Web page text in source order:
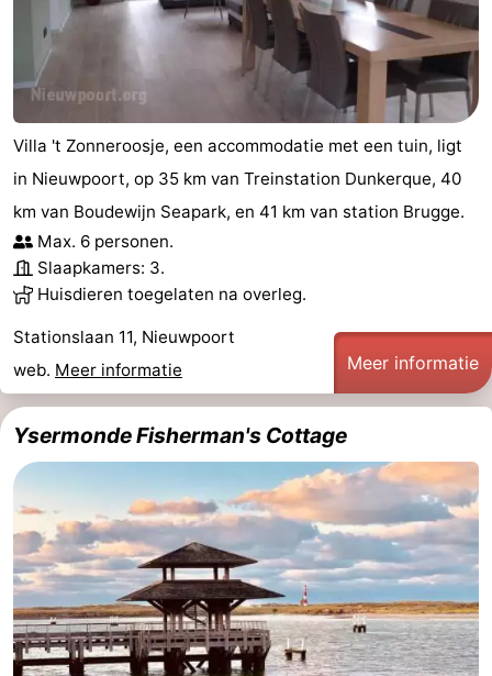
Villa 't Zonneroosje, een accommodatie met een tuin, ligt
in Nieuwpoort, op 35 km van Treinstation Dunkerque, 40
km van Boudewijn Seapark, en 41 km van station Brugge.
Max. 6 personen.
Slaapkamers: 3.
Huisdieren toegelaten na overleg.
Stationslaan 11, Nieuwpoort
web. Meer informatie Meer informatie
Ysermonde Fisherman's Cottage